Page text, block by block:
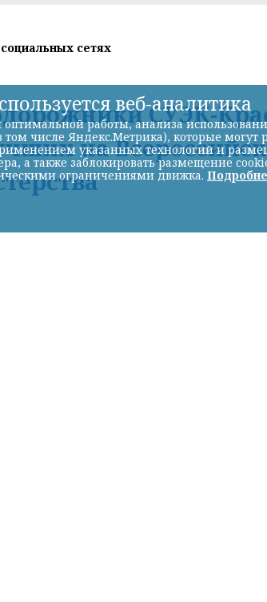
сетях
СУЭК-
на
веб-аналитика
работы, анализа
том числе Яндекс.Метрика), которые
указанных технологий и
а также заблокировать размещение
ограничениями движка.